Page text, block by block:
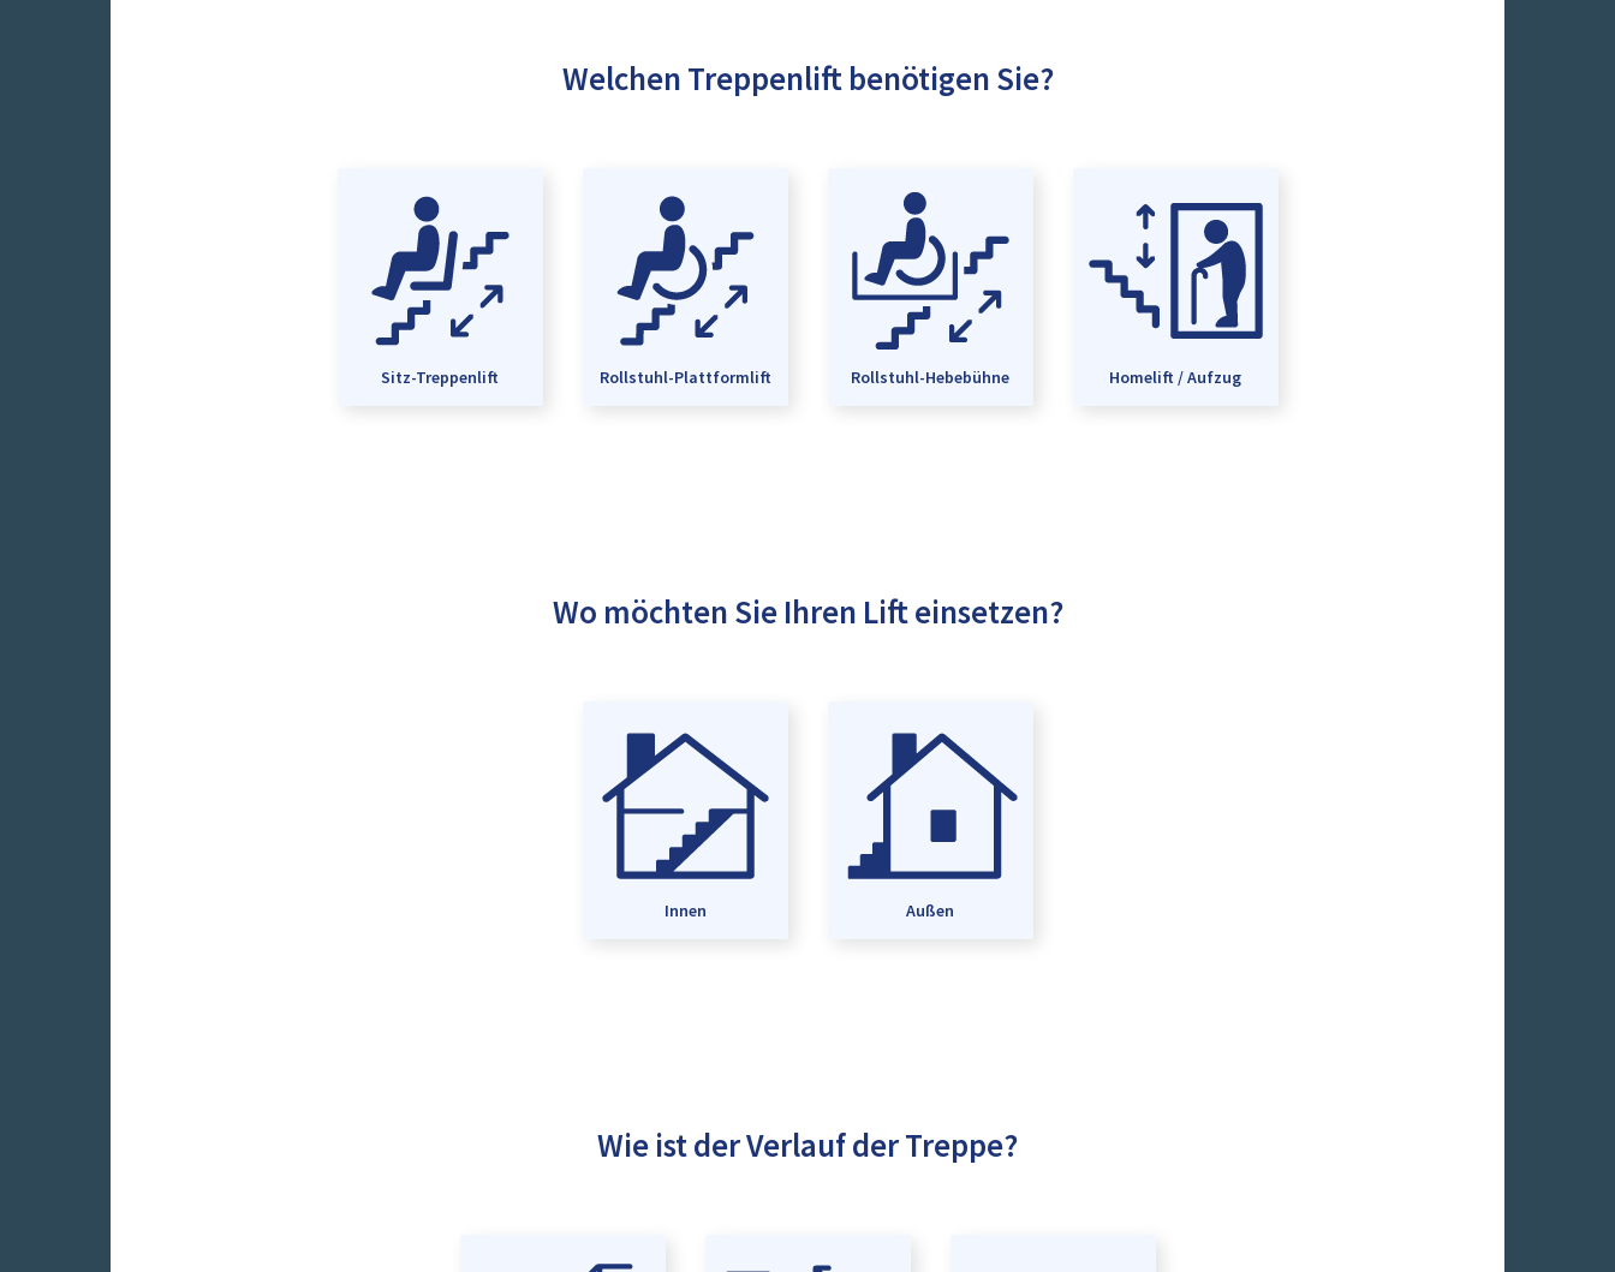
Welchen Treppenlift benötigen Sie?
Sitz-Treppenlift Rollstuhl-Plattformlift Rollstuhl-Hebebühne Homelift / Aufzug
Wo möchten Sie Ihren Lift einsetzen?
Innen Außen
Wie ist der Verlauf der Treppe?